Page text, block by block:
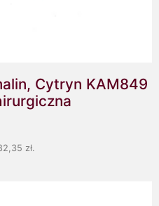
Cytryn KAM849
zł.